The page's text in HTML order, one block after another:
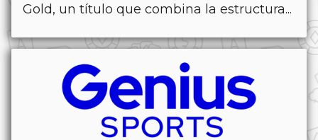
Gold, un título que combina la estructura...